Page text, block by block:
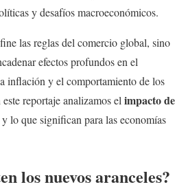
y desafíos macroeconómicos.
las reglas del comercio global, sino
efectos profundos en el
inflación y el comportamiento de los
reportaje analizamos el impacto de
y lo que significan para las economías
los nuevos aranceles?